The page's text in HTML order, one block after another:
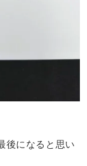
後になると思い